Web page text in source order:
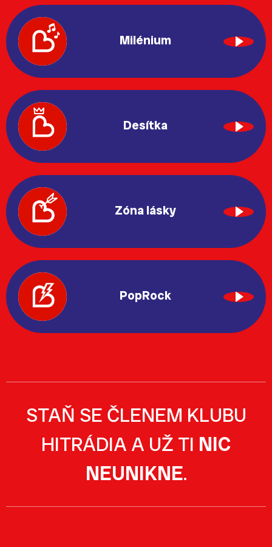
Milénium
Desítka
Zóna lásky
PopRock
STAŇ SE ČLENEM KLUBU
HITRÁDIA A UŽ TI NIC
NEUNIKNE.